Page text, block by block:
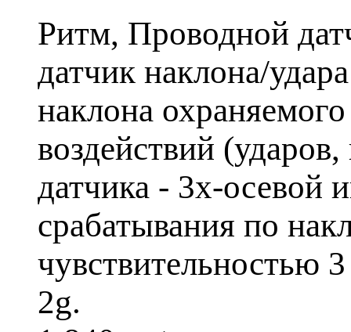
Ритм, Проводной
датчик наклона/
наклона
воздействий
датчика - 3х-осевой
срабатывания по
чувствительностью
2g.